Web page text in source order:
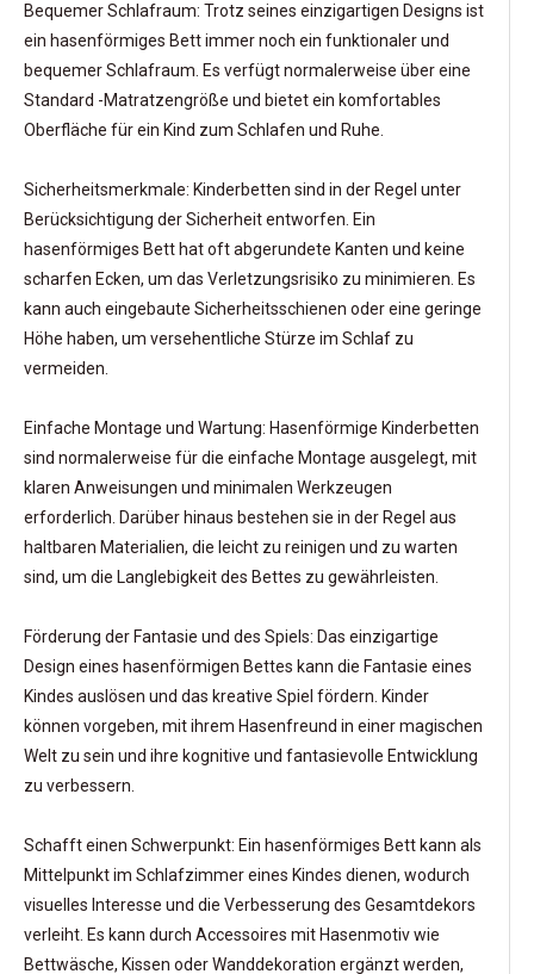
Bequemer Schlafraum: Trotz seines einzigartigen Designs ist
ein hasenförmiges Bett immer noch ein funktionaler und
bequemer Schlafraum. Es verfügt normalerweise über eine
Standard -Matratzengröße und bietet ein komfortables
Oberfläche für ein Kind zum Schlafen und Ruhe.
Sicherheitsmerkmale: Kinderbetten sind in der Regel unter
Berücksichtigung der Sicherheit entworfen. Ein
hasenförmiges Bett hat oft abgerundete Kanten und keine
scharfen Ecken, um das Verletzungsrisiko zu minimieren. Es
kann auch eingebaute Sicherheitsschienen oder eine geringe
Höhe haben, um versehentliche Stürze im Schlaf zu
vermeiden.
Einfache Montage und Wartung: Hasenförmige Kinderbetten
sind normalerweise für die einfache Montage ausgelegt, mit
klaren Anweisungen und minimalen Werkzeugen
erforderlich. Darüber hinaus bestehen sie in der Regel aus
haltbaren Materialien, die leicht zu reinigen und zu warten
sind, um die Langlebigkeit des Bettes zu gewährleisten.
Förderung der Fantasie und des Spiels: Das einzigartige
Design eines hasenförmigen Bettes kann die Fantasie eines
Kindes auslösen und das kreative Spiel fördern. Kinder
können vorgeben, mit ihrem Hasenfreund in einer magischen
Welt zu sein und ihre kognitive und fantasievolle Entwicklung
zu verbessern.
Schafft einen Schwerpunkt: Ein hasenförmiges Bett kann als
Mittelpunkt im Schlafzimmer eines Kindes dienen, wodurch
visuelles Interesse und die Verbesserung des Gesamtdekors
verleiht. Es kann durch Accessoires mit Hasenmotiv wie
Bettwäsche, Kissen oder Wanddekoration ergänzt werden,